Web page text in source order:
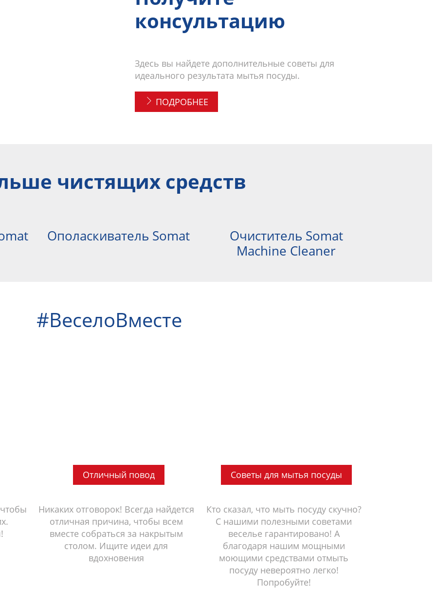
консультацию
Здесь вы найдете дополнительные советы для
идеального результата мытья посуды.
ПОДРОБНЕЕ
чистящих средств
Ополаскиватель Somat
Очиститель Somat
Machine Cleaner
#ВеселоВместе
Отличный повод
Никаких отговорок! Всегда найдется
отличная причина, чтобы всем
вместе собраться за накрытым
столом. Ищите идеи для
вдохновения
Советы для мытья посуды
Кто сказал, что мыть посуду скучно?
С нашими полезными советами
веселье гарантировано! А
благодаря нашим мощными
моющими средствами отмыть
посуду невероятно легко!
Попробуйте!